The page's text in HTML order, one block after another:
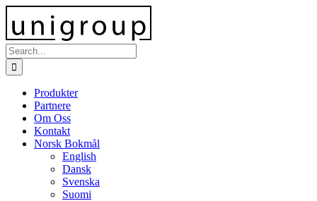
Skip
to
content
Search
for:
Produkter
Partnere
Om Oss
Kontakt
Norsk Bokmål
English
Dansk
Svenska
Suomi